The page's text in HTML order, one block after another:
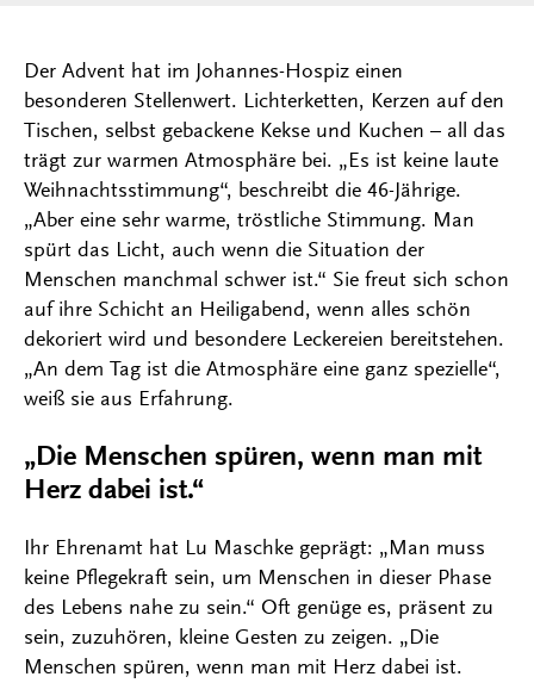
Der Advent hat im Johannes-Hospiz einen
besonderen Stellenwert. Lichterketten, Kerzen auf den
Tischen, selbst gebackene Kekse und Kuchen – all das
trägt zur warmen Atmosphäre bei. „Es ist keine laute
Weihnachtsstimmung“, beschreibt die 46-Jährige.
„Aber eine sehr warme, tröstliche Stimmung. Man
spürt das Licht, auch wenn die Situation der
Menschen manchmal schwer ist.“ Sie freut sich schon
auf ihre Schicht an Heiligabend, wenn alles schön
dekoriert wird und besondere Leckereien bereitstehen.
„An dem Tag ist die Atmosphäre eine ganz spezielle“,
weiß sie aus Erfahrung.
„Die Menschen spüren, wenn man mit
Herz dabei ist.“
Ihr Ehrenamt hat Lu Maschke geprägt: „Man muss
keine Pflegekraft sein, um Menschen in dieser Phase
des Lebens nahe zu sein.“ Oft genüge es, präsent zu
sein, zuzuhören, kleine Gesten zu zeigen. „Die
Menschen spüren, wenn man mit Herz dabei ist.